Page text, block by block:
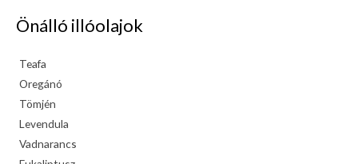
Önálló illóolajok
Teafa
Oregánó
Tömjén
Levendula
Vadnarancs